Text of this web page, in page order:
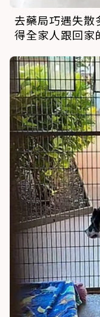
去藥局巧遇失散
得全家人跟回家